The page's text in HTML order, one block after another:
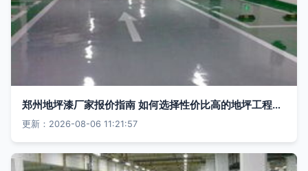
郑州地坪漆厂家报价指南 如何选择性价比高的地坪工程服务？
更新：2026-08-06 11:21:57